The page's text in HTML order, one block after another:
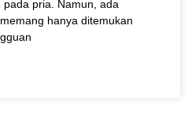
pria. Namun, ada
hanya ditemukan